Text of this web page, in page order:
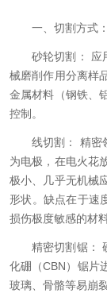
一、切割方式
砂轮切割： 应
械磨削作用分离样
金属材料（钢铁、
控制。
线切割： 精密
为电极，在电火花
极小、几乎无机械
形状。缺点在于速
损伤极度敏感的材料
精密切割锯：
化硼（CBN）锯片
玻璃、骨骼等易崩